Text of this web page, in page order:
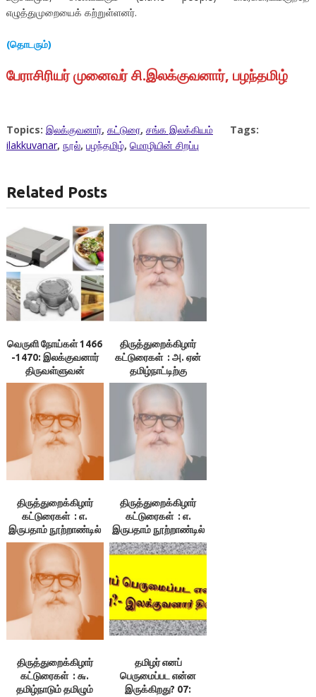
எழுத்துமுறையைக் கற்றுள்ளனர்.
(தொடரும்)
பேராசிரியர் முனைவர் சி.இலக்குவனார், பழந்தமிழ்
Topics: இலக்குவனார், கட்டுரை, சங்க இலக்கியம்
Tags:
ilakkuvanar, நூல், பழந்தமிழ், மொழியின் சிறப்பு
Related Posts
வெருளி நோய்கள் 1466
-1470: இலக்குவனார்
திருவள்ளுவன்
திருத்துறைக்கிழார்
கட்டுரைகள் : அ. ஏன்
தமிழ்நாட்டிற்கு
விடுதலை?
திருத்துறைக்கிழார்
கட்டுரைகள் : எ.
இருபதாம் நூற்றாண்டில்
தமிழ்நாட்டின் நிலைமை
– 3. குமுகாய அமைப்பு,
4.பொருளியல் நிலை,
5.மக்கள் வாழ்க்கை
நிலை
திருத்துறைக்கிழார்
கட்டுரைகள் : எ.
இருபதாம் நூற்றாண்டில்
தமிழ்நாட்டின் நிலைமை
– 1.தமிழ்நாடு. 2. மொழி
திருத்துறைக்கிழார்
கட்டுரைகள் : ௬.
தமிழ்நாடும் தமிழும்
தமிழர் எனப்
பெருமைப்பட என்ன
இருக்கிறது? 07: